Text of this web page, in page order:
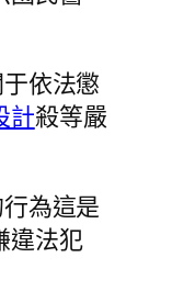
依法懲
計殺等嚴
為這是
違法犯